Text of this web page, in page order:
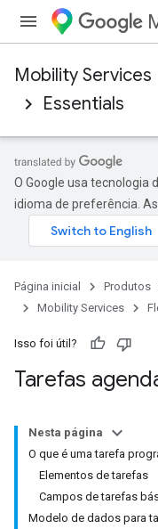
Mobility Services
Essentials
O Google usa tecnologia
idioma de preferência.
Página inicial Produtos
Mobility Services
Isso foi útil?
Tarefas
Nesta página
O que é uma tarefa
Elementos de tarefas
Campos de tarefas
Modelo de dados para